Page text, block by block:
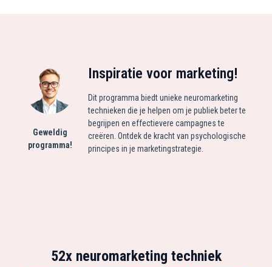
Geweldig
programma!
Inspiratie voor marketing!
Dit programma biedt unieke neuromarketing
technieken die je helpen om je publiek beter te
begrijpen en effectievere campagnes te
creëren. Ontdek de kracht van psychologische
principes in je marketingstrategie.
52x neuromarketing techniek